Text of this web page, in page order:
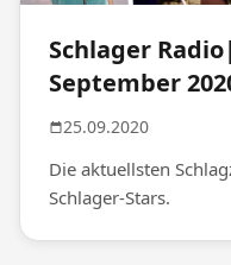
Schlager
September
25.09.2020
Die aktuellsten
Schlager-Stars.